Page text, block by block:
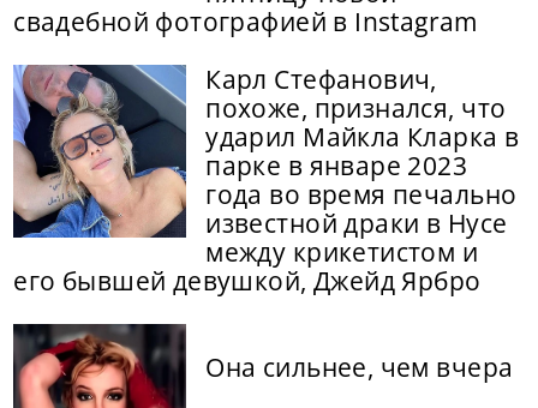
свадебной фотографией в Instagram
Карл Стефанович,
похоже, признался, что
ударил Майкла Кларка в
парке в январе 2023
года во время печально
известной драки в Нусе
между крикетистом и
его бывшей девушкой, Джейд Ярбро
Она сильнее, чем вчера